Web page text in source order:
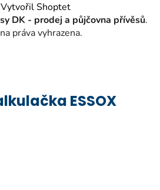
Vytvořil Shoptet
DK - prodej a půjčovna přívěsů.
práva vyhrazena.
ESSOX